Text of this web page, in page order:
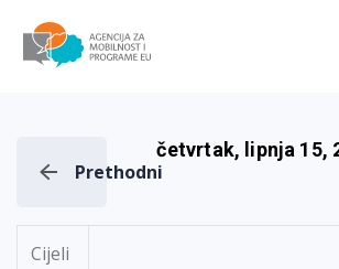
Prethodni
četvrtak, lipnja 15,
Cijeli